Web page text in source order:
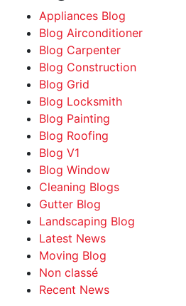
Appliances Blog
Blog Airconditioner
Blog Carpenter
Blog Construction
Blog Grid
Blog Locksmith
Blog Painting
Blog Roofing
Blog V1
Blog Window
Cleaning Blogs
Gutter Blog
Landscaping Blog
Latest News
Moving Blog
Non classé
Recent News